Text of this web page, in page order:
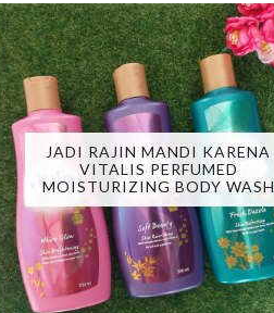
JADI RAJIN MANDI KARENA
VITALIS PERFUMED
MOISTURIZING BODY WASH